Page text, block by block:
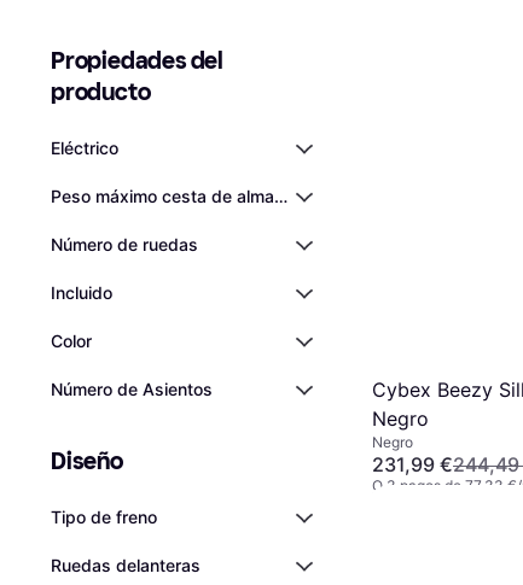
Propiedades del
producto
Eléctrico
Peso máximo cesta de almacenamiento
Número de ruedas
Incluido
Color
Número de Asientos
Diseño
Tipo de freno
Ruedas delanteras
Cybex Beezy
Negro
Negro
231,99 €
O 3 pagos de 77,33 €/